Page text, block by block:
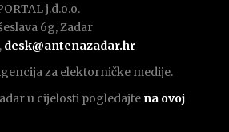
j.d.o.o.
6g, Zadar
desk@antenazadar.hr
za elektorničke medije.
u cijelosti pogledajte na ovoj